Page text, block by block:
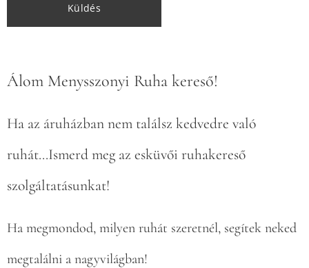
Küldés
Álom Menysszonyi Ruha kereső!
Ha az áruházban nem találsz kedvedre való
ruhát...Ismerd meg az esküvői ruhakereső
szolgáltatásunkat!
Ha megmondod, milyen ruhát szeretnél, segítek neked
megtalálni a nagyvilágban!